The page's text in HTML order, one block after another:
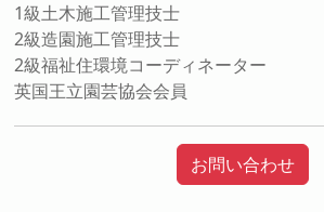
1級土木施工管理技士
2級造園施工管理技士
2級福祉住環境コーディネーター
英国王立園芸協会会員
お問い合わせ